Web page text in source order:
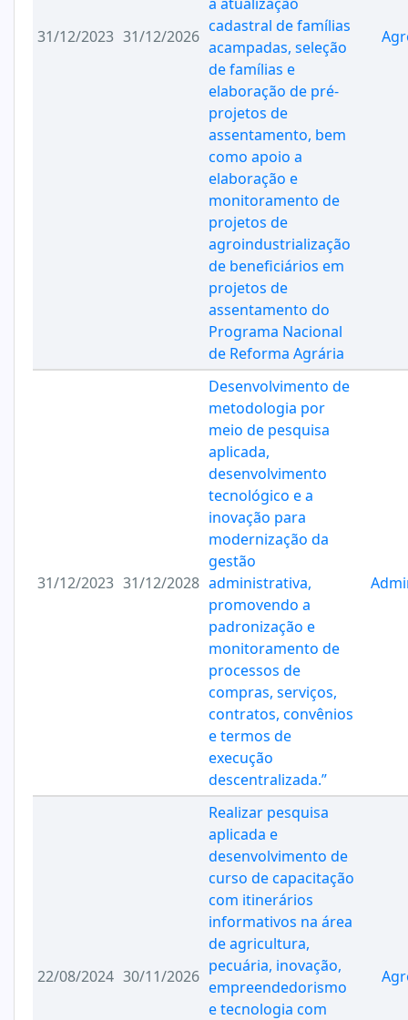
31/12/2023 31/12/2026
cadastral de famílias
acampadas, seleção
de famílias e
elaboração de pré-
projetos de
assentamento, bem
como apoio a
elaboração e
monitoramento de
projetos de
agroindustrialização
de beneficiários em
projetos de
assentamento do
Programa Nacional
de Reforma Agrária
31/12/2023 31/12/2028
Desenvolvimento de
metodologia por
meio de pesquisa
aplicada,
desenvolvimento
tecnológico e a
inovação para
modernização da
gestão
administrativa,
promovendo a
padronização e
monitoramento de
processos de
compras, serviços,
contratos, convênios
e termos de
execução
descentralizada.”
22/08/2024 30/11/2026
Realizar pesquisa
aplicada e
desenvolvimento de
curso de capacitação
com itinerários
informativos na área
de agricultura,
pecuária, inovação,
empreendedorismo
e tecnologia com